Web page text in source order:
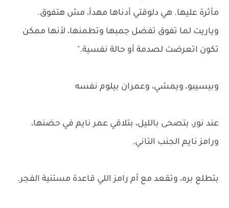
مأثرة عليها. هي دلوقتي أدناها مهدأ، مش هتفوق.
وياريت لما تفوق تفضل جمبها وتطمنها، لأنها ممكن
تكون اتعرضت لصدمة أو حالة نفسية."
وبيسيبو، ويمشي، وعمران بيلوم نفسه
عند نور، بتصحى بالليل، بتلاقي عمر نايم في حضنها،
ورامز نايم الجنب التاني.
بتطلع بره، وتقعد مع أم رامز اللي قاعدة مستنية الفجر.